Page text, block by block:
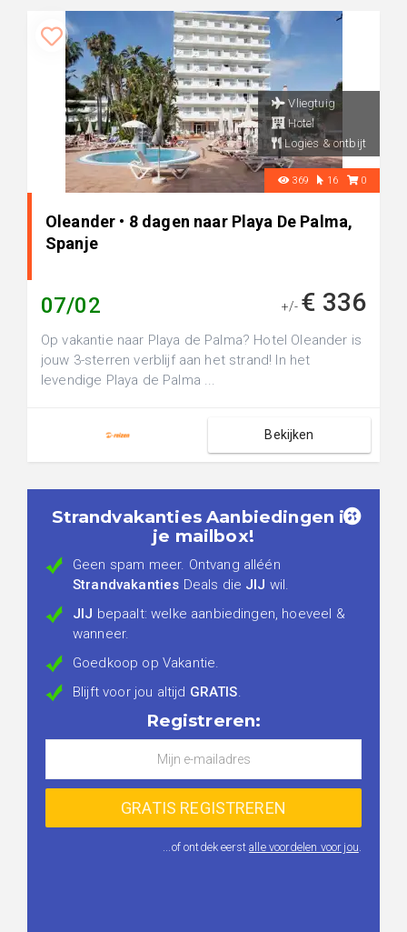
Vliegtuig
Hotel
Logies & ontbijt
369 16 0
Oleander • 8 dagen naar Playa De Palma,
Spanje
07/02 +/- € 336
Op vakantie naar Playa de Palma? Hotel Oleander is
jouw 3-sterren verblijf aan het strand! In het
levendige Playa de Palma ...
Bekijken
Strandvakanties Aanbiedingen in
je mailbox!
Geen spam meer. Ontvang alléén
Strandvakanties Deals die JIJ wil.
JIJ bepaalt: welke aanbiedingen, hoeveel &
wanneer.
Goedkoop op Vakantie.
Blijft voor jou altijd GRATIS.
Registreren:
...of ontdek eerstalle voordelen voor jou.